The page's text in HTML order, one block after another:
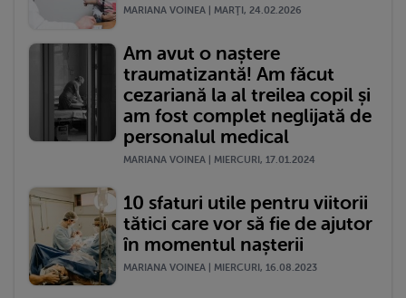
MARIANA VOINEA | MARŢI, 24.02.2026
Am avut o naștere
traumatizantă! Am făcut
cezariană la al treilea copil și
am fost complet neglijată de
personalul medical
MARIANA VOINEA | MIERCURI, 17.01.2024
10 sfaturi utile pentru viitorii
tătici care vor să fie de ajutor
în momentul nașterii
MARIANA VOINEA | MIERCURI, 16.08.2023